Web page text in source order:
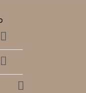


